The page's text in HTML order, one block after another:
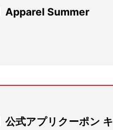
Apparel Summer
公式アプリクーポン キ